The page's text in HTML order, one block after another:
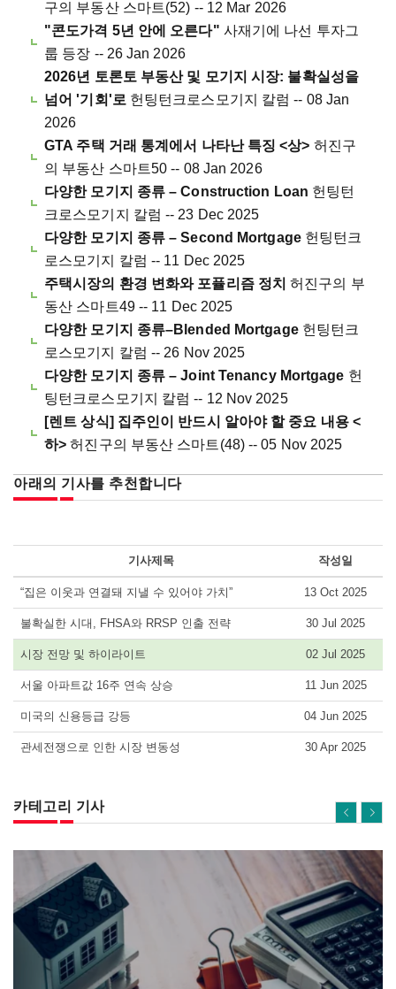
구의 부동산 스마트(52) -- 12 Mar 2026
"콘도가격 5년 안에 오른다" 사재기에 나선 투자그
룹 등장 -- 26 Jan 2026
2026년 토론토 부동산 및 모기지 시장: 불확실성을
넘어 '기회'로 헌팅턴크로스모기지 칼럼 -- 08 Jan
2026
GTA 주택 거래 통계에서 나타난 특징 <상> 허진구
의 부동산 스마트50 -- 08 Jan 2026
다양한 모기지 종류 – Construction Loan 헌팅턴
크로스모기지 칼럼 -- 23 Dec 2025
다양한 모기지 종류 – Second Mortgage헌팅턴크
로스모기지 칼럼 -- 11 Dec 2025
주택시장의 환경 변화와 포퓰리즘 정치 허진구의 부
동산 스마트49 -- 11 Dec 2025
다양한 모기지 종류–Blended Mortgage헌팅턴크
로스모기지 칼럼 -- 26 Nov 2025
다양한 모기지 종류 – Joint Tenancy Mortgage 헌
팅턴크로스모기지 칼럼 -- 12 Nov 2025
[렌트 상식] 집주인이 반드시 알아야 할 중요 내용 <
하> 허진구의 부동산 스마트(48) -- 05 Nov 2025
아래의 기사를 추천합니다
기사제목 작성일
“집은 이웃과 연결돼 지낼 수 있어야 가치” 13 Oct 2025
불확실한 시대, FHSA와 RRSP 인출 전략 30 Jul 2025
시장 전망 및 하이라이트 02 Jul 2025
서울 아파트값 16주 연속 상승 11 Jun 2025
미국의 신용등급 강등 04 Jun 2025
관세전쟁으로 인한 시장 변동성 30 Apr 2025
카테고리 기사